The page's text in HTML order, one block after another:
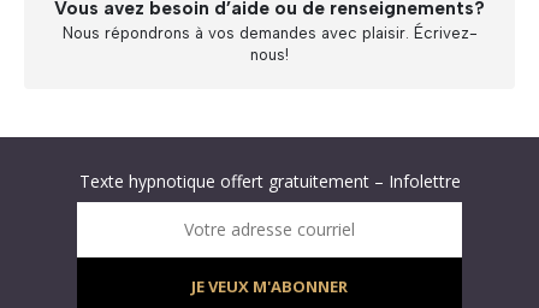
Vous avez besoin d’aide ou de renseignements?
Nous répondrons à vos demandes avec plaisir. Écrivez-
nous!
Texte hypnotique offert gratuitement – Infolettre
Infolettre : obtenez un MP3 d’hypnose gratuit !
Votre adresse courriel
JE VEUX M'ABONNER